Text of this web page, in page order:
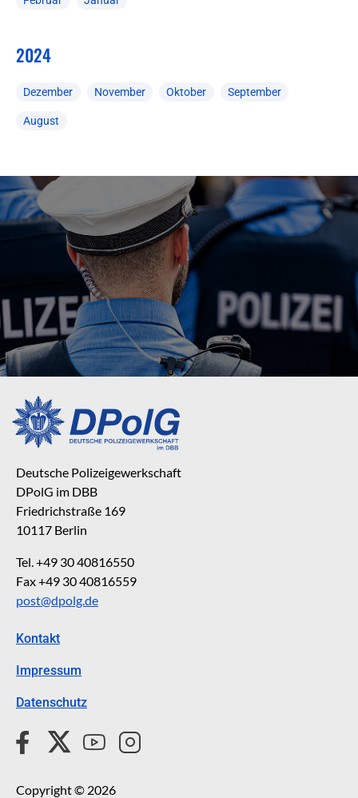
2024
Dezember November Oktober September
August
Deutsche Polizeigewerkschaft
DPolG im DBB
Friedrichstraße 169
10117 Berlin
Tel. +49 30 40816550
Fax +49 30 40816559
post@dpolg.de
Kontakt
Impressum
Datenschutz
Copyright © 2026